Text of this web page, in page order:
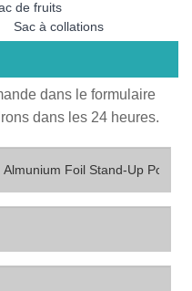
de fruits
Sac à collations
dans le formulaire
dans les 24 heures.